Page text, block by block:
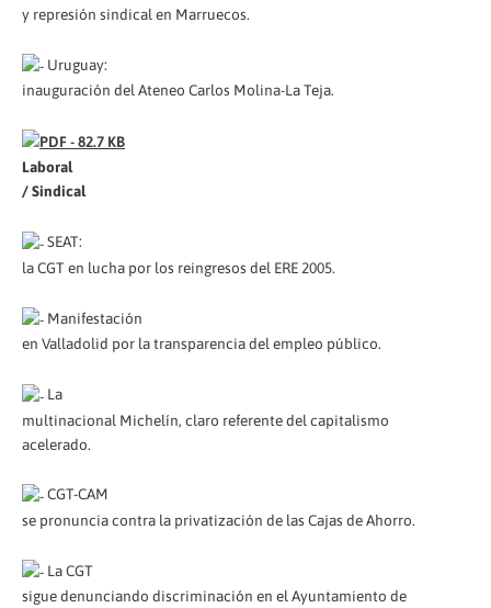
y represión sindical en Marruecos.
Uruguay:
inauguración del Ateneo Carlos Molina-La Teja.
Laboral
/ Sindical
SEAT:
la CGT en lucha por los reingresos del ERE 2005.
Manifestación
en Valladolid por la transparencia del empleo público.
La
multinacional Michelín, claro referente del capitalismo
acelerado.
CGT-CAM
se pronuncia contra la privatización de las Cajas de Ahorro.
La CGT
sigue denunciando discriminación en el Ayuntamiento de